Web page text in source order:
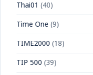
Thai01 (40)
Time One (9)
TIME2000 (18)
TIP 500 (39)